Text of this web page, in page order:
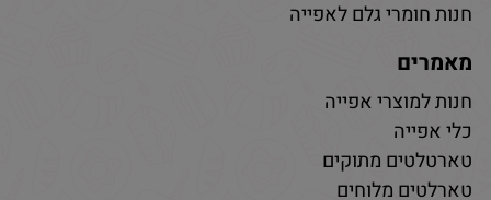
חנות חומרי גלם לאפייה
מאמרים
חנות למוצרי אפייה
כלי אפייה
טארטלטים מתוקים
טארלטים מלוחים